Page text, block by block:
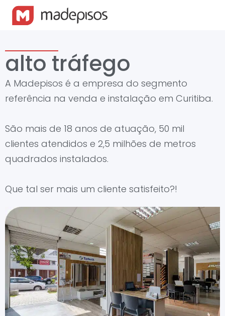
alto tráfego
A Madepisos é a empresa do segmento
referência na venda e instalação em Curitiba.
São mais de 18 anos de atuação, 50 mil
clientes atendidos e 2,5 milhões de metros
quadrados instalados.
Que tal ser mais um cliente satisfeito?!